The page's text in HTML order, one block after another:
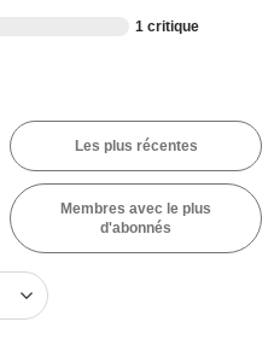
1 critique
Les plus récentes
Membres avec le plus
d'abonnés